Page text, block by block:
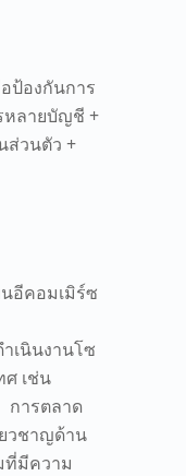
ป้องกันการ
หลายบัญชี +
ส่วนตัว +
อีคอมเมิร์ซ
เนินงานโซ
ศ เช่น
การตลาด
วชาญด้าน
มีความ